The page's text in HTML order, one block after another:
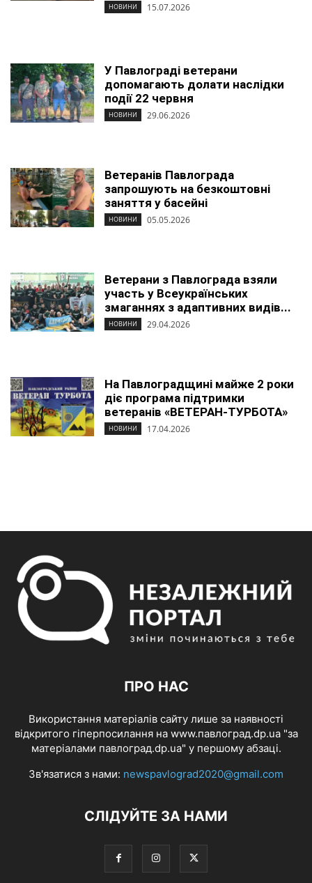
НОВИНИ 15.07.2026
У Павлограді ветерани
допомагають долати наслідки
події 22 червня
НОВИНИ 29.06.2026
Ветеранів Павлограда
запрошують на безкоштовні
заняття у басейні
НОВИНИ 05.05.2026
Ветерани з Павлограда взяли
участь у Всеукраїнських
змаганнях з адаптивних видів...
НОВИНИ 29.04.2026
На Павлоградщині майже 2 роки
діє програма підтримки
ветеранів «ВЕТЕРАН-ТУРБОТА»
НОВИНИ 17.04.2026
ПРО НАС
Використання матеріалів сайту лише за наявності
відкритого гіперпосилання на www.павлоград.dp.ua "за
матеріалами павлоград.dp.ua" у першому абзаці.
Зв'язатися з нами: newspavlograd2020@gmail.com
СЛІДУЙТЕ ЗА НАМИ